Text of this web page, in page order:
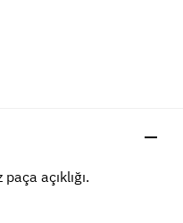
açıklığı.